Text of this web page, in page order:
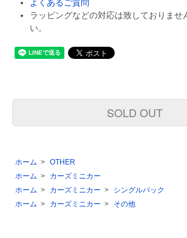
よくあるご質問
ラッピングなどの対応は致しておりませ
い。
SOLD OUT
ホーム > OTHER
ホーム >
カーズミニカー
ホーム > カーズミニカー >
シングルパック
ホーム > カーズミニカー > その他